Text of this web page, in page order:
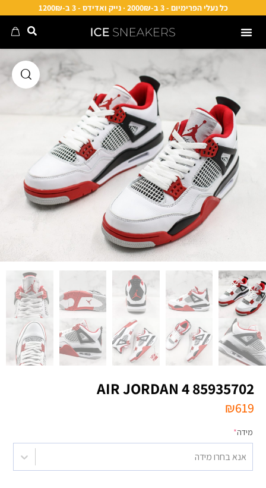
כל נעלי הפרימיום - 3 ב-2000₪ · נייק ואדידס - 3 ב-1200₪
AIR JORDAN 4 85935702
₪619
מידה*
אנא בחרו מידה